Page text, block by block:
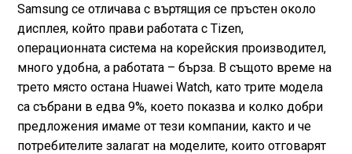
Samsung се отличава с въртящия се пръстен около
дисплея, който прави работата с Tizen,
операционната система на корейския производител,
много удобна, а работата – бърза. В същото време на
трето място остана Huawei Watch, като трите модела
са събрани в едва 9%, което показва и колко добри
предложения имаме от тези компании, както и че
потребителите залагат на моделите, които отговарят